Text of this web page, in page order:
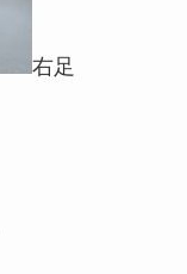
右足